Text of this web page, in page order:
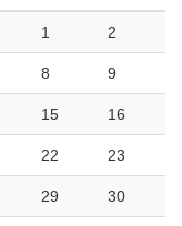
1 2
8 9
15 16
22 23
29 30